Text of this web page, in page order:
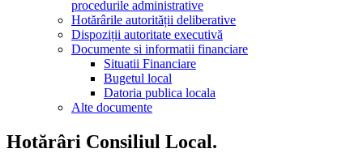
procedurile administrative
Hotărârile autorității deliberative
Dispoziții autoritate executivă
Documente si informatii financiare
Situatii Financiare
Bugetul local
Datoria publica locala
Alte documente
Hotărâri Consiliul Local.